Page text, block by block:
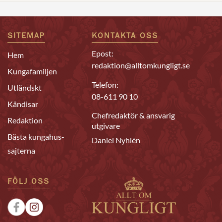
SITEMAP
Hem
Kungafamiljen
Utländskt
Kändisar
Redaktion
Bästa kungahus-
sajterna
KONTAKTA OSS
Epost:
redaktion@alltomkungligt.se
Telefon:
08-611 90 10
Chefredaktör & ansvarig
utgivare
Daniel Nyhlén
FÖLJ OSS